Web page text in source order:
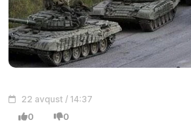
22 avqust / 14:37
0 0